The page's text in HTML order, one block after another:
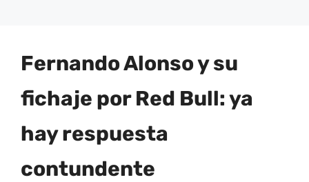
Fernando Alonso y su
fichaje por Red Bull: ya
hay respuesta
contundente